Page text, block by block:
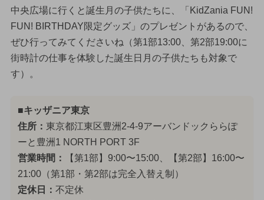
中央広場に行くと誕生月の子供たちに、「KidZania FUN!
FUN! BIRTHDAY限定グッズ」のプレゼントがあるので、
ぜひ行ってみてくださいね（第1部13:00、第2部19:00に
街時計の仕事を体験した誕生日月の子供たちも対象で
す）。
■キッザニア東京
住所： 東京都江東区豊洲2-4-9アーバンドックららぽ
ーと豊洲1 NORTH PORT 3F
営業時間：
【第1部】9:00〜15:00、【第2部】16:00〜
21:00（第1部・第2部は完全入替え制）
定休日： 不定休